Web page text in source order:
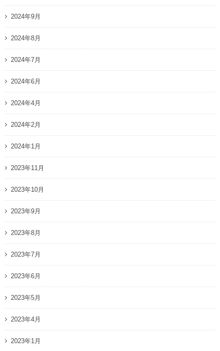
2024年9月
2024年8月
2024年7月
2024年6月
2024年4月
2024年2月
2024年1月
2023年11月
2023年10月
2023年9月
2023年8月
2023年7月
2023年6月
2023年5月
2023年4月
2023年1月